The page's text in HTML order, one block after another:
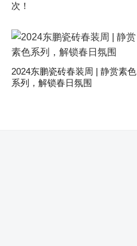
次！
2024东鹏瓷砖春装周 | 静赏素色
系列，解锁春日氛围